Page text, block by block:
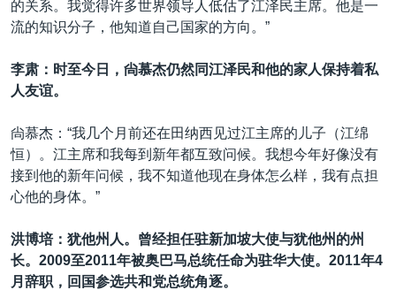
的关系。我觉得许多世界领导人低估了江泽民主席。他是一
流的知识分子，他知道自己国家的方向。”
李肃：时至今日，尙慕杰仍然同江泽民和他的家人保持着私
人友谊。
尙慕杰：“我几个月前还在田纳西见过江主席的儿子（江绵
恒）。江主席和我每到新年都互致问候。我想今年好像没有
接到他的新年问候，我不知道他现在身体怎么样，我有点担
心他的身体。”
洪博培：犹他州人。曾经担任驻新加坡大使与犹他州的州
长。2009至2011年被奥巴马总统任命为驻华大使。 2011年4
月辞职，回国参选共和党总统角逐。